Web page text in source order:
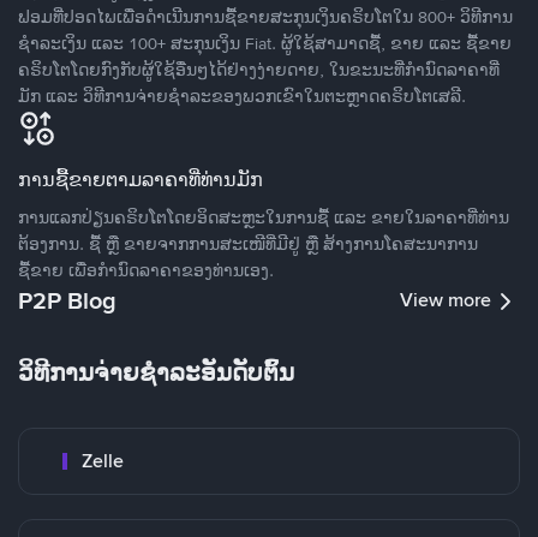
ຟອມທີ່ປອດໄພເພື່ອດໍາເນີນການຊື້ຂາຍສະກຸນເງິນຄຣິບໂຕໃນ 800+ ວິທີການ
ຊໍາລະເງິນ ແລະ 100+ ສະກຸນເງິນ Fiat. ຜູ້ໃຊ້ສາມາດຊື້, ຂາຍ ແລະ ຊື້ຂາຍ
ຄຣິບໂຕໂດຍກົງກັບຜູ້ໃຊ້ອື່ນໆໄດ້ຢ່າງງ່າຍດາຍ, ໃນຂະນະທີ່ກໍານົດລາຄາທີ່
ມັກ ແລະ ວິທີການຈ່າຍຊຳລະຂອງພວກເຂົາໃນຕະຫຼາດຄຣິບໂຕເສລີ.
ການຊື້ຂາຍຕາມລາຄາທີ່ທ່ານມັກ
ການແລກປ່ຽນຄຣິບໂຕໂດຍອິດສະຫຼະໃນການຊື້ ແລະ ຂາຍໃນລາຄາທີ່ທ່ານ
ຕ້ອງການ. ຊື້ ຫຼື ຂາຍຈາກການສະເໜີທີ່ມີຢູ່ ຫຼື ສ້າງການໂຄສະນາການ
ຊື້ຂາຍ ເພື່ອກໍານົດລາຄາຂອງທ່ານເອງ.
P2P Blog View more
ວິທີການຈ່າຍຊຳລະອັນດັບຕົ້ນ
Zelle